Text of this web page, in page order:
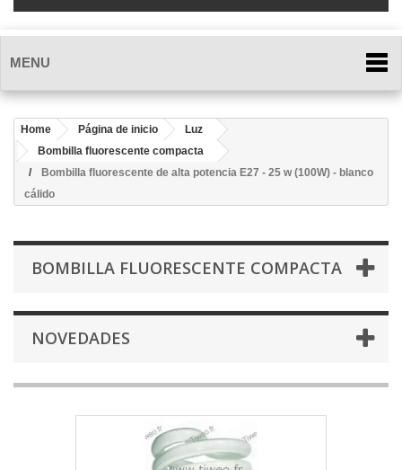
MENU
Home Página de inicio
Luz
Bombilla fluorescente compacta
Bombilla fluorescente de alta potencia E27 - 25 w (100W) - blanco
cálido
BOMBILLA FLUORESCENTE COMPACTA
NOVEDADES